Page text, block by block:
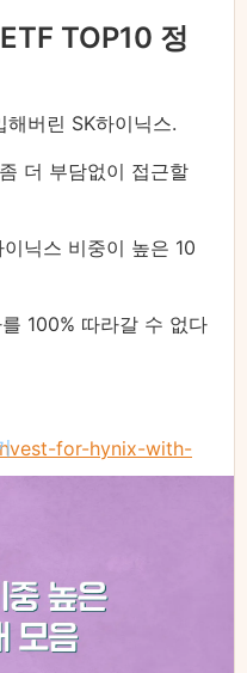
TOP10 정
버린 SK하이닉스.
더 부담없이 접근할
닉스 비중이 높은 10
100% 따라갈 수 없다
for-hynix-with-